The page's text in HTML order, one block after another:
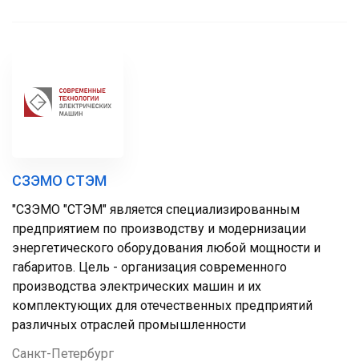
СЗЭМО СТЭМ
"СЗЭМО "СТЭМ" является специализированным
предприятием по производству и модернизации
энергетического оборудования любой мощности и
габаритов. Цель - организация современного
производства электрических машин и их
комплектующих для отечественных предприятий
различных отраслей промышленности
Санкт-Петербург